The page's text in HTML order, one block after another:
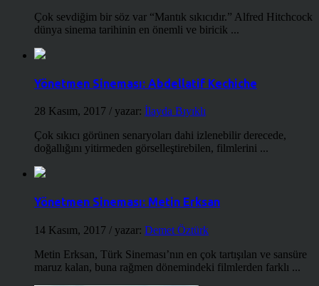
Çok sevdiğim bir söz var “Mantık sıkıcıdır.” Alfred Hitchcock
dünya sinema tarihinin en önemli ve biricik ...
Yönetmen Sineması: Abdellatif Kechiche
28 Kasım, 2017 / yazar: İlayda Bıyıklı
Çok sıkıcı görünen senaryoları dahi izlenebilir derecede,
doğallığını yitirmeden görselleştirebilen, filmlerini ...
Yönetmen Sineması: Metin Erksan
14 Kasım, 2017 / yazar: Demet Öztürk
Metin Erksan, Türk Sineması’nın en çok tartışılan ve sansüre
maruz kalan, buna rağmen dönemindeki filmlerden farklı ...